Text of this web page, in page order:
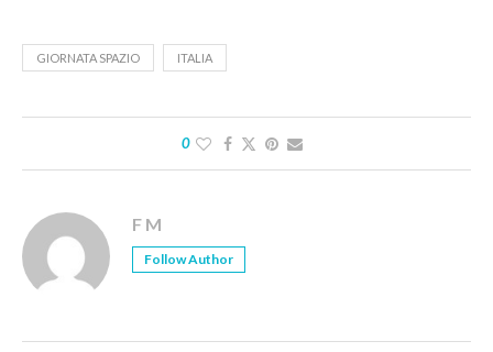
GIORNATA SPAZIO ITALIA
0
F M
Follow Author